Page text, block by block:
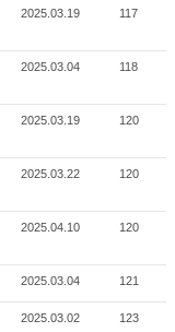
2025.03.19 117
2025.03.04 118
2025.03.19 120
2025.03.22 120
2025.04.10 120
2025.03.04 121
2025.03.02 123